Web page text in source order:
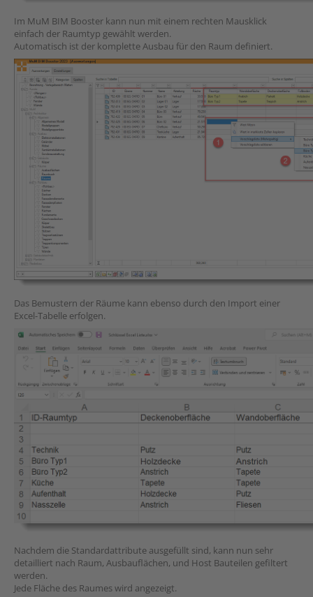
Im MuM BIM Booster kann nun mit einem rechten Mausklick
einfach der Raumtyp gewählt werden.
Automatisch ist der komplette Ausbau für den Raum definiert.
Das Bemustern der Räume kann ebenso durch den Import einer
Excel-Tabelle erfolgen.
Nachdem die Standardattribute ausgefüllt sind, kann nun sehr
detailliert nach Raum, Ausbauflächen, und Host Bauteilen gefiltert
werden.
Jede Fläche des Raumes wird angezeigt.